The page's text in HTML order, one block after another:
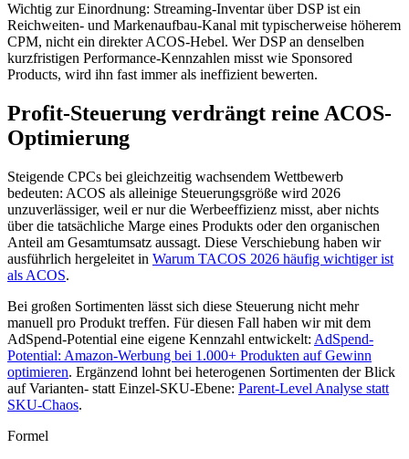
Wichtig zur Einordnung: Streaming-Inventar über DSP ist ein
Reichweiten- und Markenaufbau-Kanal mit typischerweise höherem
CPM, nicht ein direkter ACOS-Hebel. Wer DSP an denselben
kurzfristigen Performance-Kennzahlen misst wie Sponsored
Products, wird ihn fast immer als ineffizient bewerten.
Profit-Steuerung verdrängt reine ACOS-
Optimierung
Steigende CPCs bei gleichzeitig wachsendem Wettbewerb
bedeuten: ACOS als alleinige Steuerungsgröße wird 2026
unzuverlässiger, weil er nur die Werbeeffizienz misst, aber nichts
über die tatsächliche Marge eines Produkts oder den organischen
Anteil am Gesamtumsatz aussagt. Diese Verschiebung haben wir
ausführlich hergeleitet in Warum TACOS 2026 häufig wichtiger ist
als ACOS.
Bei großen Sortimenten lässt sich diese Steuerung nicht mehr
manuell pro Produkt treffen. Für diesen Fall haben wir mit dem
AdSpend-Potential eine eigene Kennzahl entwickelt: AdSpend-
Potential: Amazon-Werbung bei 1.000+ Produkten auf Gewinn
optimieren. Ergänzend lohnt bei heterogenen Sortimenten der Blick
auf Varianten- statt Einzel-SKU-Ebene: Parent-Level Analyse statt
SKU-Chaos.
Formel